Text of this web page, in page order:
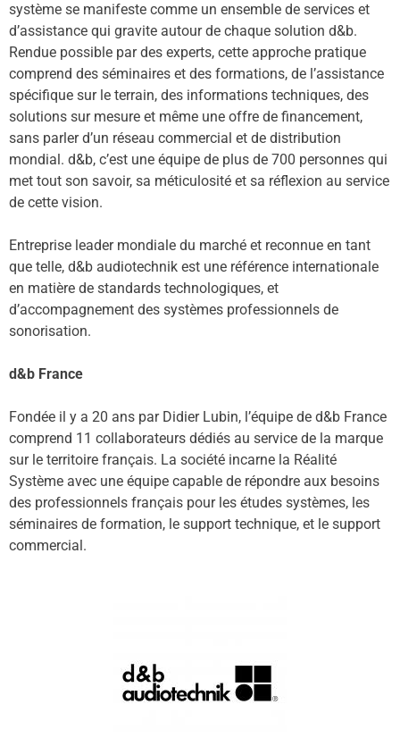
système se manifeste comme un ensemble de services et
d’assistance qui gravite autour de chaque solution d&b.
Rendue possible par des experts, cette approche pratique
comprend des séminaires et des formations, de l’assistance
spécifique sur le terrain, des informations techniques, des
solutions sur mesure et même une offre de financement,
sans parler d’un réseau commercial et de distribution
mondial. d&b, c’est une équipe de plus de 700 personnes qui
met tout son savoir, sa méticulosité et sa réflexion au service
de cette vision.
Entreprise leader mondiale du marché et reconnue en tant
que telle, d&b audiotechnik est une référence internationale
en matière de standards technologiques, et
d’accompagnement des systèmes professionnels de
sonorisation.
d&b France
Fondée il y a 20 ans par Didier Lubin, l’équipe de d&b France
comprend 11 collaborateurs dédiés au service de la marque
sur le territoire français. La société incarne la Réalité
Système avec une équipe capable de répondre aux besoins
des professionnels français pour les études systèmes, les
séminaires de formation, le support technique, et le support
commercial.